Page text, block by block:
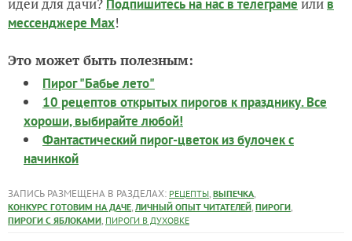
идеи для дачи? Подпишитесь на нас в телеграме или в
мессенджере Max!
Это может быть полезным:
Пирог "Бабье лето"
10 рецептов открытых пирогов к празднику. Все
хороши, выбирайте любой!
Фантастический пирог-цветок из булочек с
начинкой
ЗАПИСЬ РАЗМЕЩЕНА В РАЗДЕЛАХ: РЕЦЕПТЫ, ВЫПЕЧКА,
КОНКУРС ГОТОВИМ НА ДАЧЕ, ЛИЧНЫЙ ОПЫТ ЧИТАТЕЛЕЙ, ПИРОГИ,
ПИРОГИ С ЯБЛОКАМИ, ПИРОГИ В ДУХОВКЕ